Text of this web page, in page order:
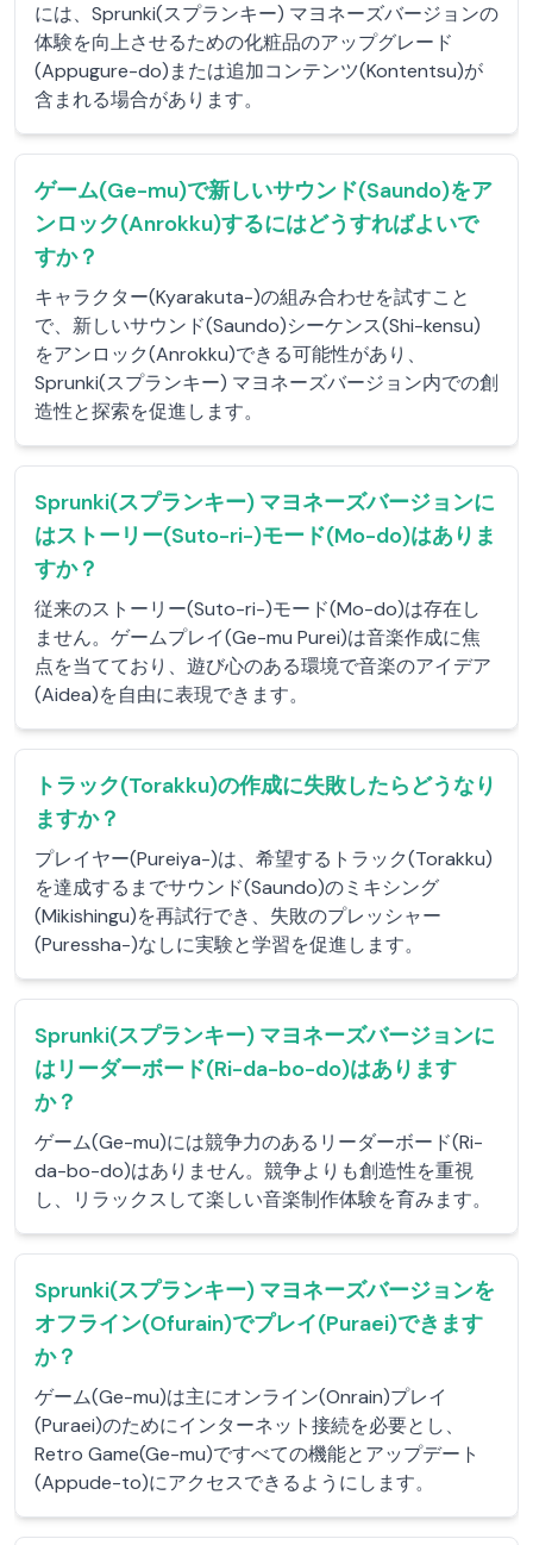
には、Sprunki(スプランキー) マヨネーズバージョンの
体験を向上させるための化粧品のアップグレード
(Appugure-do)または追加コンテンツ(Kontentsu)が
含まれる場合があります。
ゲーム(Ge-mu)で新しいサウンド(Saundo)をア
ンロック(Anrokku)するにはどうすればよいで
すか？
キャラクター(Kyarakuta-)の組み合わせを試すこと
で、新しいサウンド(Saundo)シーケンス(Shi-kensu)
をアンロック(Anrokku)できる可能性があり、
Sprunki(スプランキー) マヨネーズバージョン内での創
造性と探索を促進します。
Sprunki(スプランキー) マヨネーズバージョンに
はストーリー(Suto-ri-)モード(Mo-do)はありま
すか？
従来のストーリー(Suto-ri-)モード(Mo-do)は存在し
ません。ゲームプレイ(Ge-mu Purei)は音楽作成に焦
点を当てており、遊び心のある環境で音楽のアイデア
(Aidea)を自由に表現できます。
トラック(Torakku)の作成に失敗したらどうなり
ますか？
プレイヤー(Pureiya-)は、希望するトラック(Torakku)
を達成するまでサウンド(Saundo)のミキシング
(Mikishingu)を再試行でき、失敗のプレッシャー
(Puressha-)なしに実験と学習を促進します。
Sprunki(スプランキー) マヨネーズバージョンに
はリーダーボード(Ri-da-bo-do)はあります
か？
ゲーム(Ge-mu)には競争力のあるリーダーボード(Ri-
da-bo-do)はありません。競争よりも創造性を重視
し、リラックスして楽しい音楽制作体験を育みます。
Sprunki(スプランキー) マヨネーズバージョンを
オフライン(Ofurain)でプレイ(Puraei)できます
か？
ゲーム(Ge-mu)は主にオンライン(Onrain)プレイ
(Puraei)のためにインターネット接続を必要とし、
Retro Game(Ge-mu)ですべての機能とアップデート
(Appude-to)にアクセスできるようにします。